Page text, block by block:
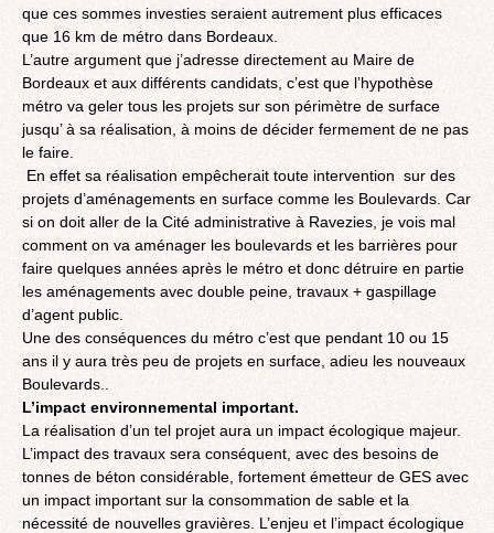
que ces sommes investies seraient autrement plus efficaces
que 16 km de métro dans Bordeaux.
L’autre argument que j’adresse directement au Maire de
Bordeaux et aux différents candidats, c’est que l’hypothèse
métro va geler tous les projets sur son périmètre de surface
jusqu’ à sa réalisation, à moins de décider fermement de ne pas
le faire.
En effet sa réalisation empêcherait toute intervention sur des
projets d’aménagements en surface comme les Boulevards. Car
si on doit aller de la Cité administrative à Ravezies, je vois mal
comment on va aménager les boulevards et les barrières pour
faire quelques années après le métro et donc détruire en partie
les aménagements avec double peine, travaux + gaspillage
d’agent public.
Une des conséquences du métro c’est que pendant 10 ou 15
ans il y aura très peu de projets en surface, adieu les nouveaux
Boulevards..
L’impact environnemental important.
La réalisation d’un tel projet aura un impact écologique majeur.
L’impact des travaux sera conséquent, avec des besoins de
tonnes de béton considérable, fortement émetteur de GES avec
un impact important sur la consommation de sable et la
nécessité de nouvelles gravières. L’enjeu et l’impact écologique